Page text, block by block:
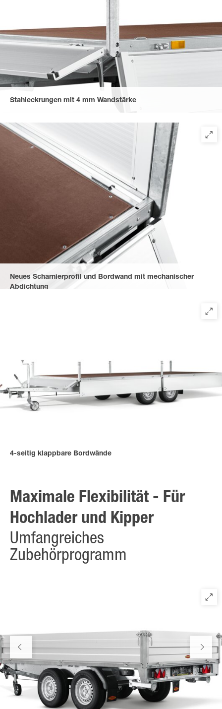
Stahleckrungen mit 4 mm Wandstärke
Stahlgitteraufsatzes oder Plane und Spriegel. Verschraubt und
steckbar, leicht zu entfernen für barrierefreies Verladen.
Neues Scharnierprofil und Bordwand mit mechanischer
Abdichtung
4-seitig klappbare Bordwände
Maximale Flexibilität - Für
Hochlader und Kipper
Umfangreiches
Zubehörprogramm